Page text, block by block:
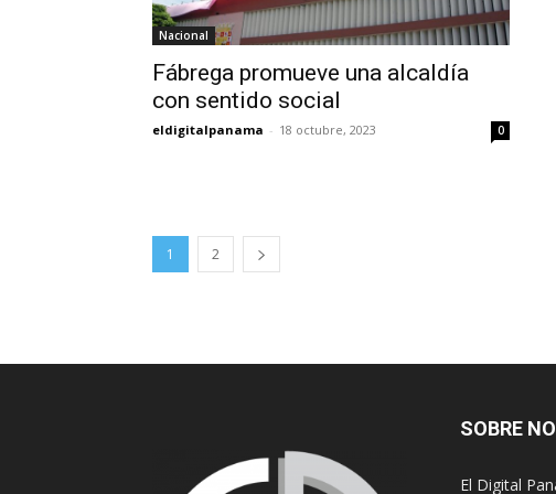
Nacional
Fábrega promueve una alcaldía
con sentido social
eldigitalpanama - 18 octubre, 2023 0
1 2
SOBRE
El Digital